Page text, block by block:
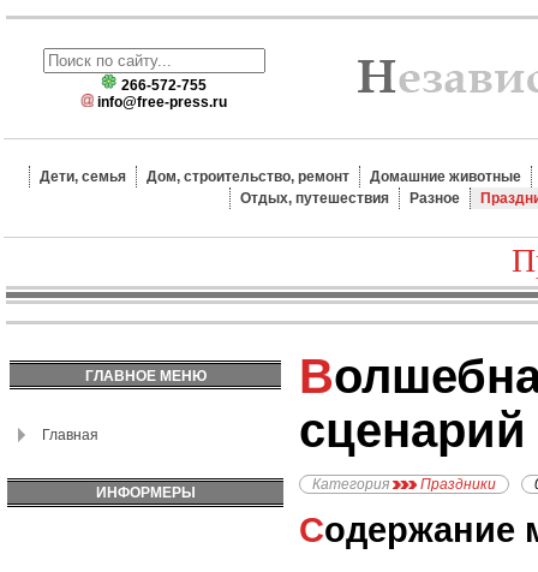
266-572-755
info@free-press.ru
Дети, семья Дом, строительство, ремонт
Домашние животные
Отдых, путешествия
Разное
ГЛАВНОЕ МЕНЮ
Главная
ИНФОРМЕРЫ
Волшебная сказка -
сценарий
Категория Праздники
Содержание